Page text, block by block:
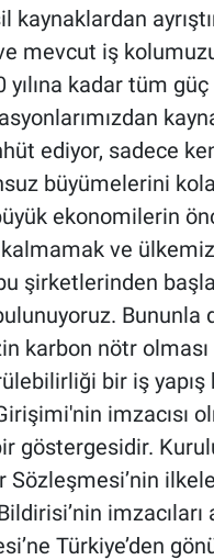
kaynaklardan
mevcut iş
kadar tüm
ediyor, sadece
büyümelerini
ekonomilerin
ve
şirketlerinden
Bununla
karbon nötr
bir iş
imzacısı
bir göstergesidir.
imzacıları
Türkiye’den